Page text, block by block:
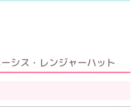
シス・レンジャーハット